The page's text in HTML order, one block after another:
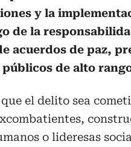
y la
de la
acuerdos de paz,
de alto
el delito sea
o lideresas